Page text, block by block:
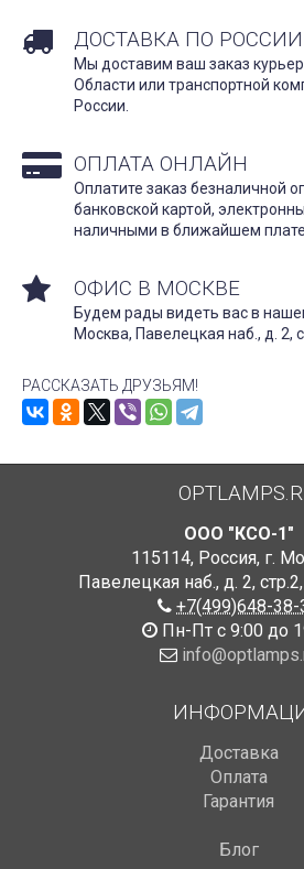
ДОСТАВКА ПО РОССИИ
Мы доставим ваш заказ
Области или транспортной
России.
ОПЛАТА ОНЛАЙН
Оплатите заказ безналичной
банковской картой,
наличными в ближайшем
ОФИС В МОСКВЕ
Будем рады видеть вас в
Москва, Павелецкая наб., д. 2,
РАССКАЗАТЬ ДРУЗЬЯМ!
ООО "КСО-1"
115114, Россия, г.
Павелецкая наб., д. 2, стр.2,
+7(499)648-38-
Пн-Пт с 9:00 до
Доставка
Оплата
Гарантия
Блог